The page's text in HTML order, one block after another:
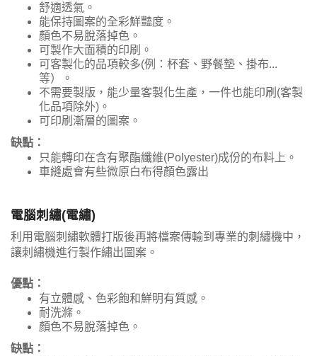
舒適透氣。
能保持圖案的全彩鮮豔度。
顏色不易脫落掉色。
可製作大面積的印刷。
可客製化的品項較多(例：杯套、野餐墊、掛布...
等）。
不需要製版，能少量客製化生產，一件也能印刷(客製
化品項除外)。
可印刷漸層的圖案。
缺點：
只能轉印在含有聚酯纖維(Polyester)成份的布料上。
車縫處會有些微原白布得顏色露出
電腦刺繡(電繡)
利用電腦刺繡軟體打版後再將檔案傳輸到專業的刺繡機中，
讓刺繡機進行製作繡出圖案。
優點：
有立體感、色彩飽和鮮明有質感。
耐洗滌。
顏色不易脫落掉色。
缺點：